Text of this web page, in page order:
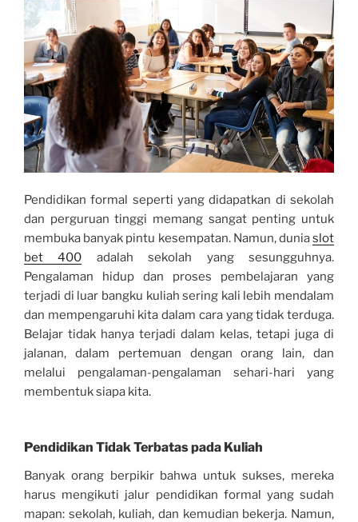
Pendidikan formal seperti yang didapatkan di sekolah
dan perguruan tinggi memang sangat penting untuk
membuka banyak pintu kesempatan. Namun, duniaslot
bet 400 adalah sekolah yang sesungguhnya.
Pengalaman hidup dan proses pembelajaran yang
terjadi di luar bangku kuliah sering kali lebih mendalam
dan mempengaruhi kita dalam cara yang tidak terduga.
Belajar tidak hanya terjadi dalam kelas, tetapi juga di
jalanan, dalam pertemuan dengan orang lain, dan
melalui pengalaman-pengalaman sehari-hari yang
membentuk siapa kita.
Pendidikan Tidak Terbatas pada Kuliah
Banyak orang berpikir bahwa untuk sukses, mereka
harus mengikuti jalur pendidikan formal yang sudah
mapan: sekolah, kuliah, dan kemudian bekerja. Namun,